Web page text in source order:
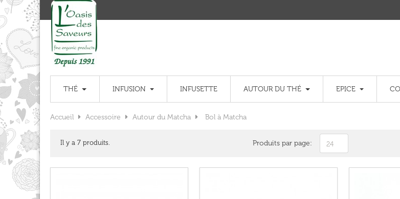
THÉ INFUSION INFUSETTE AUTOUR DU THÉ EPICE
Accueil Accessoire Autour du Matcha Bol à Matcha
Il y a 7 produits. Produits par page: 24